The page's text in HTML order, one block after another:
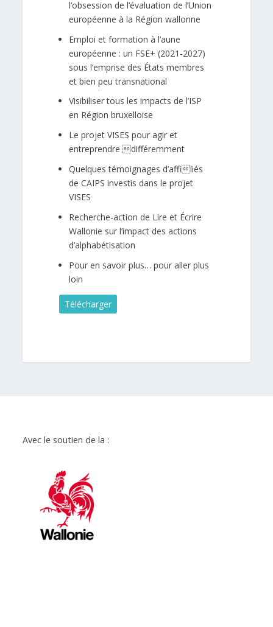
l’obsession de l’évaluation de l’Union
européenne à la Région wallonne
Emploi et formation à l’aune
européenne : un FSE+ (2021-2027)
sous l’emprise des États membres
et bien peu transnational
Visibiliser tous les impacts de l’ISP
en Région bruxelloise
Le projet VISES pour agir et
entreprendre différemment
Quelques témoignages d’affiliés
de CAIPS investis dans le projet
VISES
Recherche-action de Lire et Écrire
Wallonie sur l’impact des actions
d’alphabétisation
Pour en savoir plus… pour aller plus
loin
Télécharger
Avec le soutien de la :